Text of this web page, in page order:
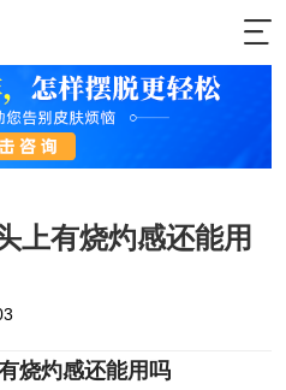
上有烧灼感还能用
烧灼感还能用吗